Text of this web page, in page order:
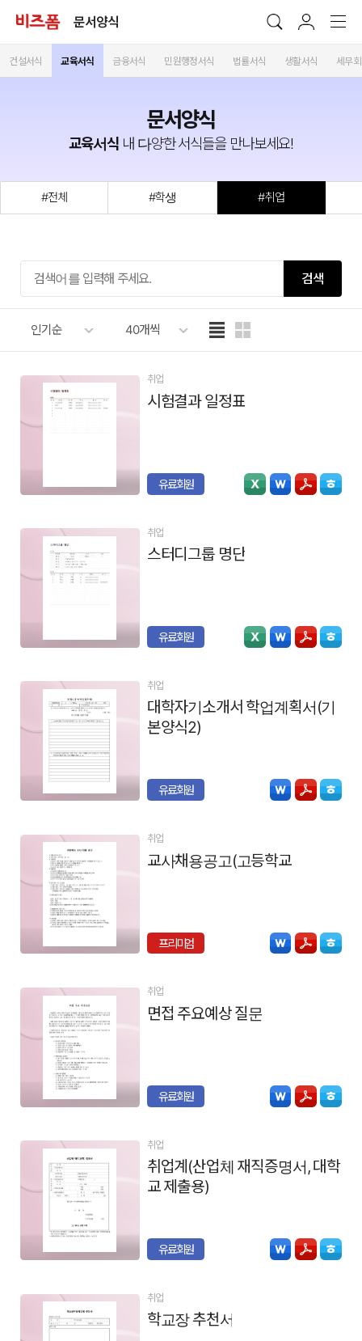
문서양식
건설서식 교육서식 금융서식 민원행정서식 법률서식 생활서식 세무
문서양식
교육서식 내 다양한 서식들을 만나보세요!
#전체 #학생 #취업
검색
인기순 40개씩
취업
시험결과 일정표
유료회원
취업
스터디그룹 명단
유료회원
취업
대학자기소개서 학업계획서(기
본양식2)
유료회원
취업
교사채용공고(고등학교)
프리미엄
취업
면접 주요예상 질문
유료회원
취업
취업계(산업체 재직증명서, 대학
교 제출용)
유료회원
취업
학교장 추천서